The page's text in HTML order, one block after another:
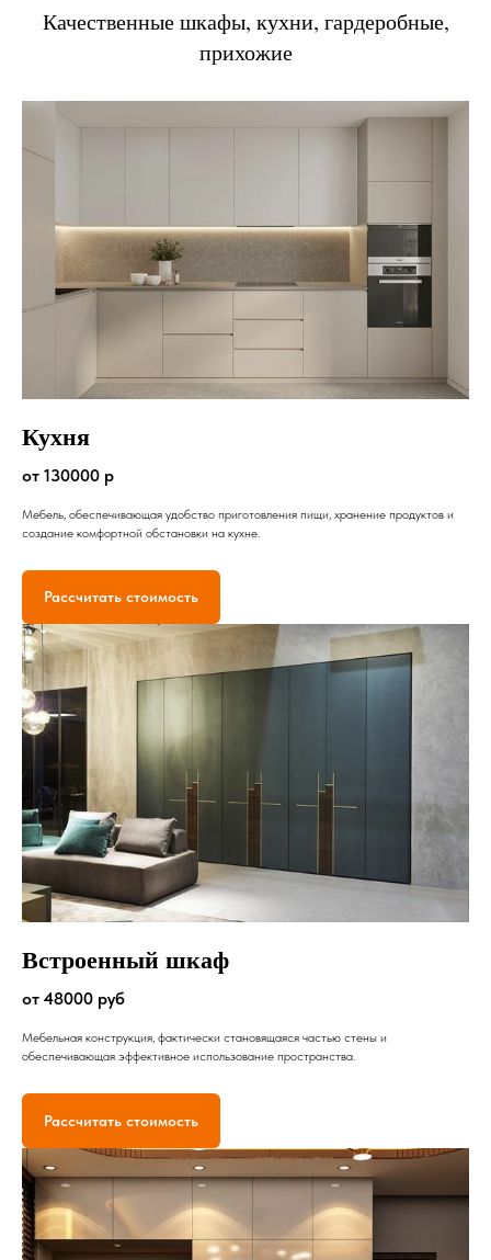
Качественные шкафы, кухни, гардеробные,
прихожие
Кухня
от 130000 р
Мебель, обеспечивающая удобство приготовления пищи, хранение продуктов и
создание комфортной обстановки на кухне.
Рассчитать стоимость
Встроенный шкаф
от 48000 руб
Мебельная конструкция, фактически становящаяся частью стены и
обеспечивающая эффективное использование пространства.
Рассчитать стоимость